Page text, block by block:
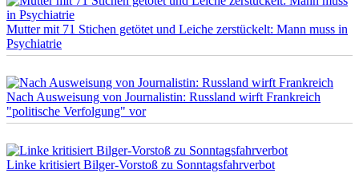
Mutter mit 71 Stichen getötet und Leiche zerstückelt: Mann muss in
Psychiatrie
Nach Ausweisung von Journalistin: Russland wirft Frankreich
"politische Verfolgung" vor
Linke kritisiert Bilger-Vorstoß zu Sonntagsfahrverbot